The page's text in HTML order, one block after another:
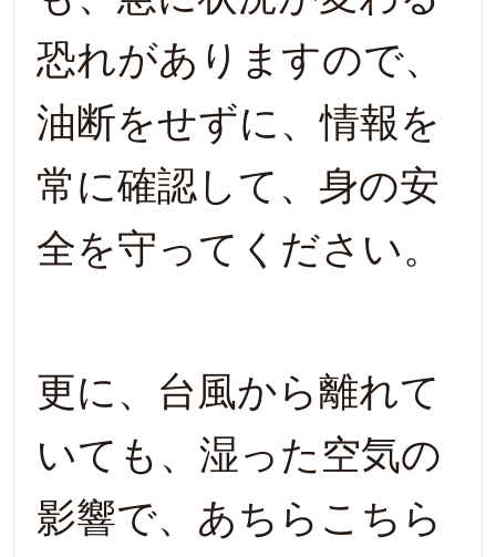
恐れがありますので、
油断をせずに、情報を
常に確認して、身の安
全を守ってください。
更に、台風から離れて
いても、湿った空気の
影響で、あちらこちら